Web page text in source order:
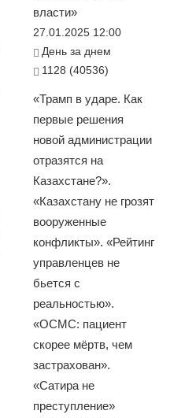
власти»
27.01.2025 12:00
День за днем
1128 (40536)
«Трамп в ударе. Как
первые решения
новой администрации
отразятся на
Казахстане?».
«Казахстану не грозят
вооруженные
конфликты». «Рейтинг
управленцев не
бьется с
реальностью».
«ОСМС: пациент
скорее мёртв, чем
застрахован».
«Сатира не
преступление»